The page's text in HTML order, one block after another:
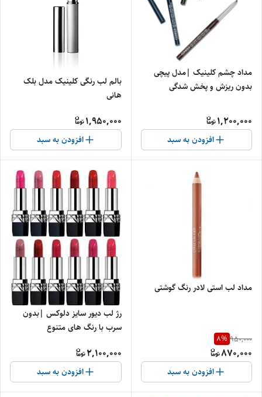
مداد چشم کلینیک |مدل پیچی
بدون ریزش و پخش شدگی
1,200,000
افزودن به سبد
بالم لب رنگی کلینیک مدل بلک
هانی
1,950,000
افزودن به سبد
مداد لب استی لادر رنگ گوشتی
950,000
8%
870,000
افزودن به سبد
رژ لب دیور سایز دلوکس |بدون
سرب با رنگ های متنوع
2,100,000
افزودن به سبد